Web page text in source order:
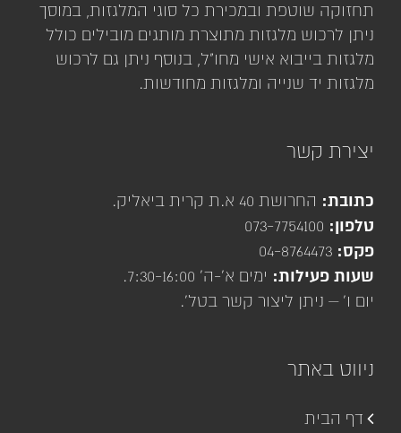
תחזוקה שוטפת ובמכירת כל סוגי המלגזות, במוסך
ניתן לרכוש מלגזות מתוצרת מותגים מובילים כולל
מלגזות בייבוא אישי מחו"ל, בנוסף ניתן גם לרכוש
מלגזות יד שנייה ומלגזות מחודשות.
יצירת קשר
כתובת: החרושת 40 א.ת קרית ביאליק.
טלפון: 073-7754100
פקס:
שעות פעילות: ימים א'-ה' 7:30-16:00.
יום ו' – ניתן ליצור קשר בטל'.
ניווט באתר
דף הבית